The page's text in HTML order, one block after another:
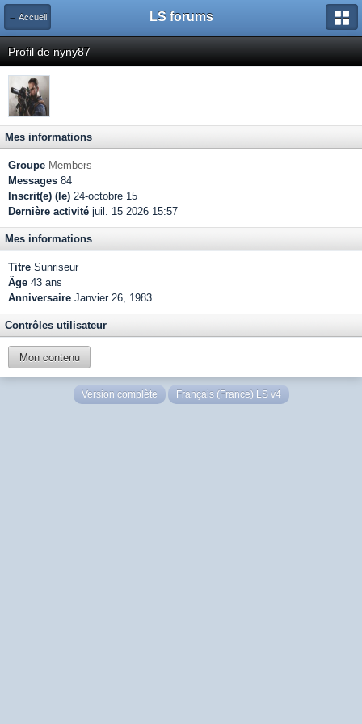
← Accueil LS forums
Profil de nyny87
Mes informations
Groupe Members
Messages 84
Inscrit(e) (le) 24-octobre 15
Dernière activité juil. 15 2026 15:57
Mes informations
Titre Sunriseur
Âge 43 ans
Anniversaire Janvier 26, 1983
Contrôles utilisateur
Mon contenu
Version complète Français (France) LS v4